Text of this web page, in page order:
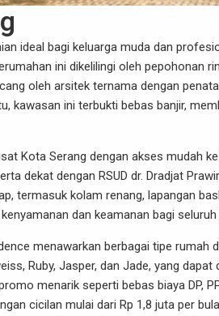
ideal bagi keluarga muda dan
ini dikelilingi oleh pepohonan
oleh arsitek ternama dengan
kawasan ini terbukti bebas banjir,
Kota Serang dengan akses mudah
dekat dengan RSUD dr. Dradjat
termasuk kolam renang, lapangan
dan keamanan bagi seluruh
menawarkan berbagai tipe rumah
Ruby, Jasper, dan Jade, yang
menarik seperti bebas biaya DP,
cicilan mulai dari Rp 1,8 juta per